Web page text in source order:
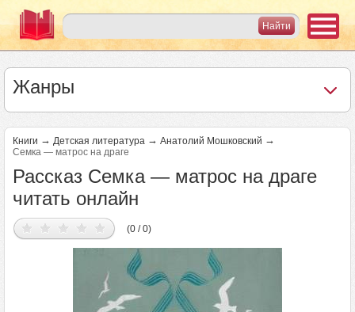
Жанры
Книги → Детская литература → Анатолий Мошковский →
Семка — матрос на драге
Рассказ Семка — матрос на драге
читать онлайн
(0 / 0)